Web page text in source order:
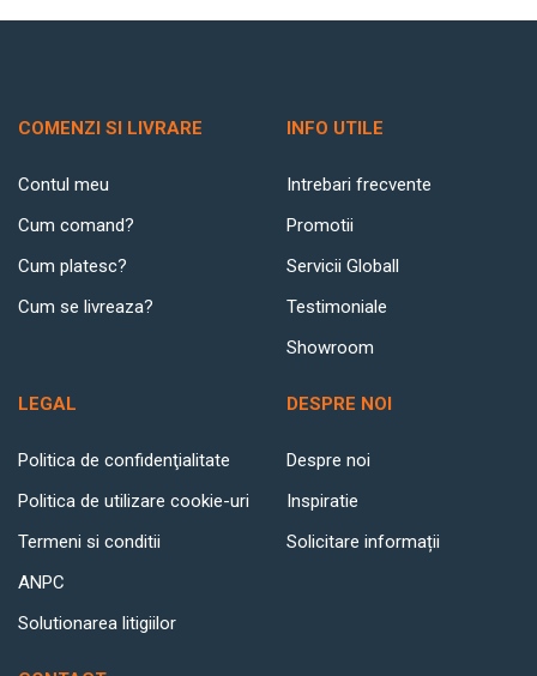
COMENZI SI LIVRARE
Contul meu
Cum comand?
Cum platesc?
Cum se livreaza?
INFO UTILE
Intrebari frecvente
Promotii
Servicii Globall
Testimoniale
Showroom
LEGAL
Politica de confidenţialitate
Politica de utilizare cookie-uri
Termeni si conditii
ANPC
Solutionarea litigiilor
DESPRE NOI
Despre noi
Inspiratie
Solicitare informații